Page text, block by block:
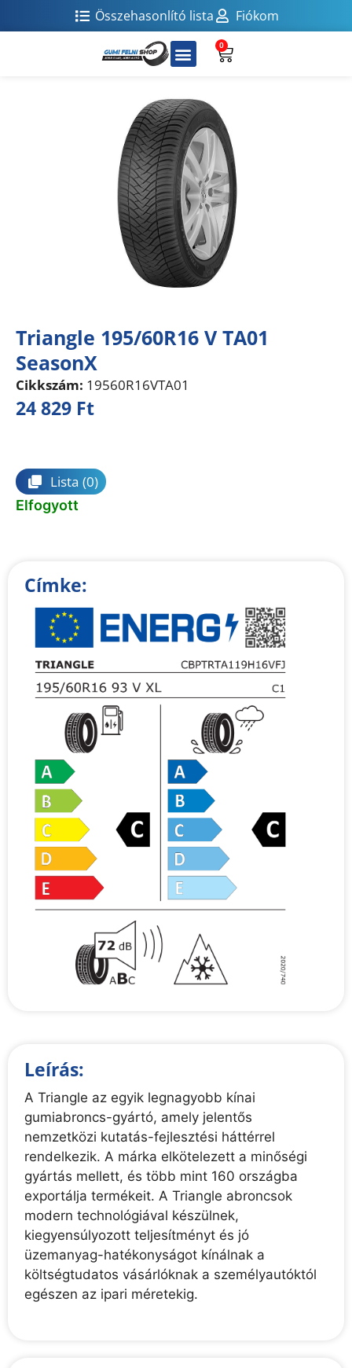
Összehasonlító lista Fiókom
0
Triangle 195/60R16 V TA01
SeasonX
Cikkszám: 19560R16VTA01
24 829 Ft
Lista (0)
Elfogyott
Címke:
Leírás:
A Triangle az egyik legnagyobb kínai
gumiabroncs-gyártó, amely jelentős
nemzetközi kutatás-fejlesztési háttérrel
rendelkezik. A márka elkötelezett a minőségi
gyártás mellett, és több mint 160 országba
exportálja termékeit. A Triangle abroncsok
modern technológiával készülnek,
kiegyensúlyozott teljesítményt és jó
üzemanyag-hatékonyságot kínálnak a
költségtudatos vásárlóknak a személyautóktól
egészen az ipari méretekig.